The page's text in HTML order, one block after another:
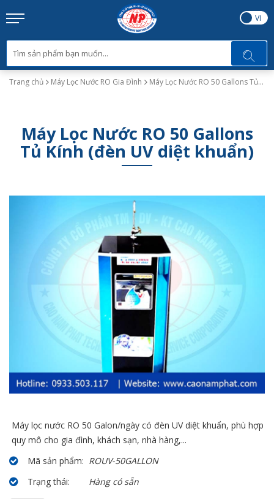
EN VI
Trang chủ Máy Lọc Nước RO Gia Đình Máy Lọc Nước RO 50 Gallons Tủ Kính (đèn UV diệt khuẩn)
Máy Lọc Nước RO 50 Gallons
Tủ Kính (đèn UV diệt khuẩn)
Máy lọc nước RO 50 Galon/ngày có đèn UV diệt khuẩn, phù hợp
quy mô cho gia đình, khách sạn, nhà hàng,...
Mã sản phẩm: ROUV-50GALLON
Trạng thái:
Hàng có sẵn